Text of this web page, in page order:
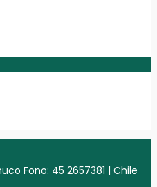
Fono: 45 2657381 | Chile